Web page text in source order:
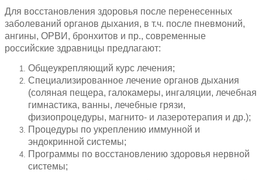
Для восстановления здоровья после перенесенных
заболеваний органов дыхания, в т.ч. после пневмоний,
ангины, ОРВИ, бронхитов и пр., современные
российские здравницы предлагают:
Общеукрепляющий курс лечения;
Специализированное лечение органов дыхания
(соляная пещера, галокамеры, ингаляции, лечебная
гимнастика, ванны, лечебные грязи,
физиопроцедуры, магнито- и лазеротерапия и др.);
Процедуры по укреплению иммунной и
эндокринной системы;
Программы по восстановлению здоровья нервной
системы;